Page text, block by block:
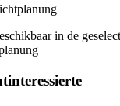
in de